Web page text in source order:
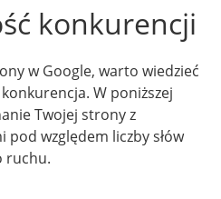
konkurencji
w Google, warto wiedzieć
W poniższej
Twojej strony z
względem liczby słów
ruchu.